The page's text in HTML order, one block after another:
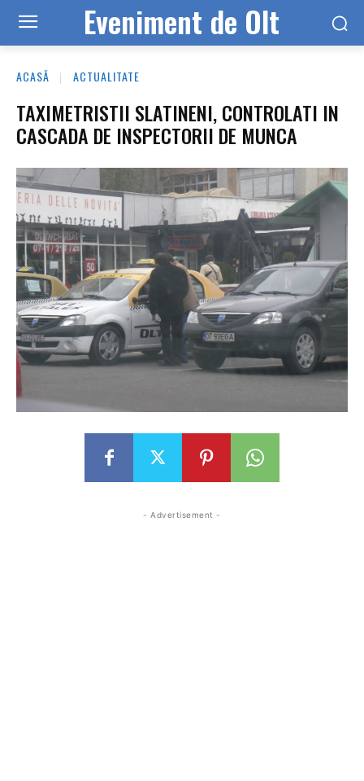
Eveniment de Olt
ACASĂ ACTUALITATE
TAXIMETRISTII SLATINENI, CONTROLATI IN
CASCADA DE INSPECTORII DE MUNCA
- Advertisement -